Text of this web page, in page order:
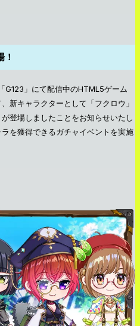
G123」にて配信中のHTML5ゲーム
新キャラクターとして「フクロウ」
登場しましたことをお知らせいたし
を獲得できるガチャイベントを実施